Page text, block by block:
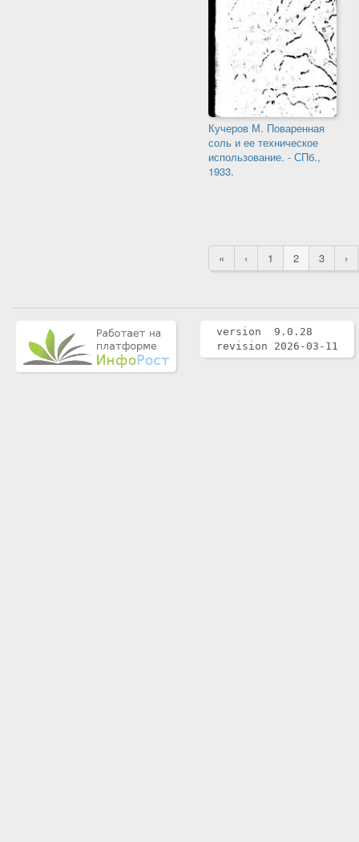
Кучеров М. Поваренная
соль и ее техническое
использование. - СПб.,
1933.
« ‹ 1 2 3 ›
version 9.0.28
revision 2026-03-11